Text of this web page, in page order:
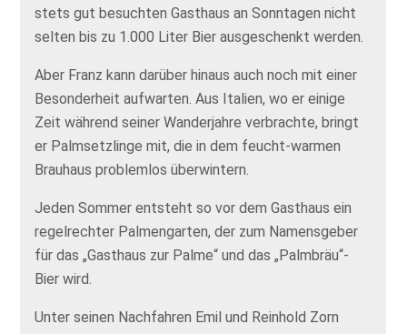
stets gut besuchten Gasthaus an Sonntagen nicht
selten bis zu 1.000 Liter Bier ausgeschenkt werden.
Aber Franz kann darüber hinaus auch noch mit einer
Besonderheit aufwarten. Aus Italien, wo er einige
Zeit während seiner Wanderjahre verbrachte, bringt
er Palmsetzlinge mit, die in dem feucht-warmen
Brauhaus problemlos überwintern.
Jeden Sommer entsteht so vor dem Gasthaus ein
regelrechter Palmengarten, der zum Namensgeber
für das „Gasthaus zur Palme“ und das „Palmbräu“-
Bier wird.
Unter seinen Nachfahren Emil und Reinhold Zorn